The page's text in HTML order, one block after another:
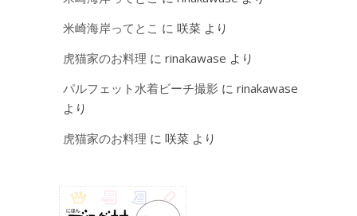
米崎海岸ってとこ に 咲菜 より
虎猫家のお料理 に rinakawase より
パルフェット水着ビーチ撮影 に rinakawase
より
虎猫家のお料理 に 咲菜 より